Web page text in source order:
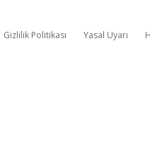
Gizlilik Politikası Yasal Uyarı